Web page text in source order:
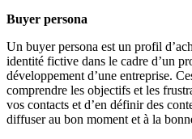
Buyer persona
Un buyer persona est un profil
identité fictive dans le cadre d’un
développement d’une entreprise.
comprendre les objectifs et les
vos contacts et d’en définir des
diffuser au bon moment et à la